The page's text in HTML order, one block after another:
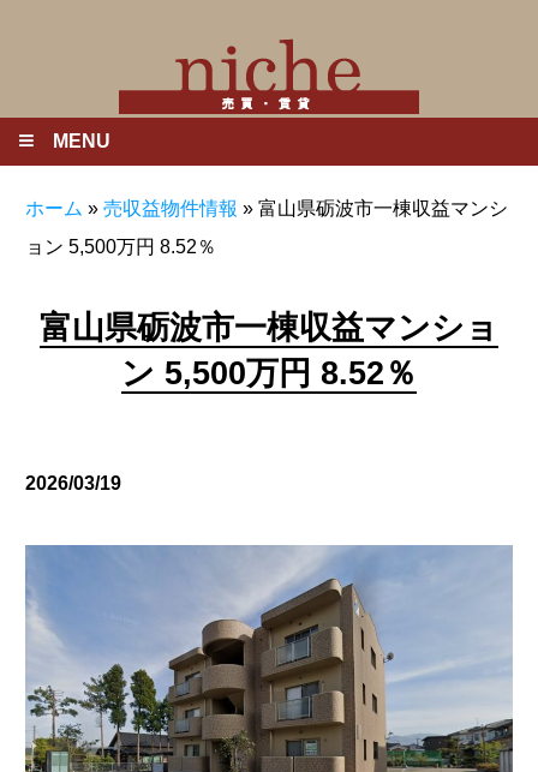
MENU
ホーム »売収益物件情報 »富山県砺波市一棟収益マンシ
ョン 5,500万円 8.52％
富山県砺波市一棟収益マンショ
ン 5,500万円 8.52％
2026/03/19